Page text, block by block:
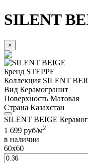
SILENT
×
Бренд STEPPE
Коллекция SILENT
Вид Керамогранит
Поверхность Матовая
Страна Казахстан
SILENT BEIGE
1 699 руб/м2
в наличии
60x60